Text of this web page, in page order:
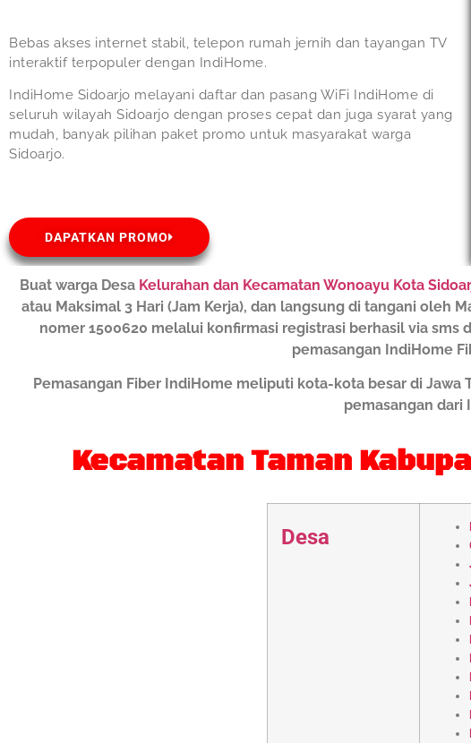
Bebas akses internet stabil, telepon rumah jernih dan tayangan TV
interaktif terpopuler dengan IndiHome.
IndiHome Sidoarjo melayani daftar dan pasang WiFi IndiHome di
seluruh wilayah Sidoarjo dengan proses cepat dan juga syarat yang
mudah, banyak pilihan paket promo untuk masyarakat warga
Sidoarjo.
DAPATKAN PROMO
Buat warga Desa Kelurahan dan Kecamatan Wonoayu Kota
atau Maksimal 3 Hari (Jam Kerja), dan langsung di tangani oleh
nomer 1500620 melalui konfirmasi registrasi berhasil via
pemasangan IndiHome
Pemasangan Fiber IndiHome meliputi kota-kota besar di
pemasangan dari
Kecamatan Taman
Desa